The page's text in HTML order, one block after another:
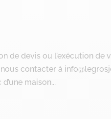
de devis ou l’exécution de
contacter à
maison...